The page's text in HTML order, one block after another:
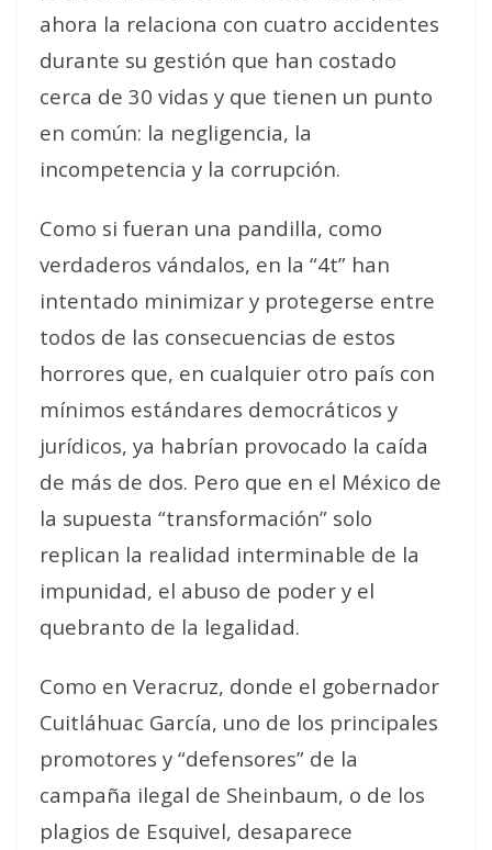
ahora la relaciona con cuatro accidentes
durante su gestión que han costado
cerca de 30 vidas y que tienen un punto
en común: la negligencia, la
incompetencia y la corrupción.
Como si fueran una pandilla, como
verdaderos vándalos, en la “4t” han
intentado minimizar y protegerse entre
todos de las consecuencias de estos
horrores que, en cualquier otro país con
mínimos estándares democráticos y
jurídicos, ya habrían provocado la caída
de más de dos. Pero que en el México de
la supuesta “transformación” solo
replican la realidad interminable de la
impunidad, el abuso de poder y el
quebranto de la legalidad.
Como en Veracruz, donde el gobernador
Cuitláhuac García, uno de los principales
promotores y “defensores” de la
campaña ilegal de Sheinbaum, o de los
plagios de Esquivel, desaparece